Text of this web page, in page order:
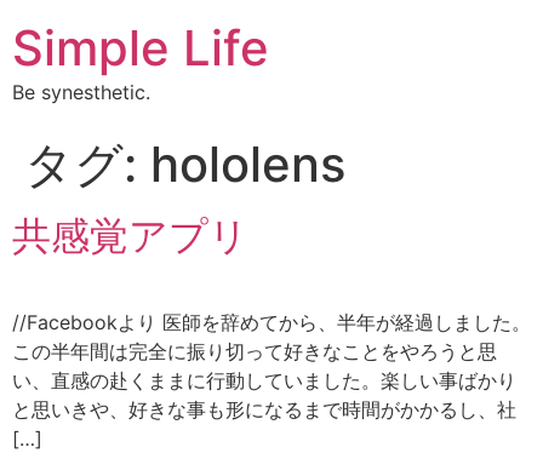
Simple Life
Be synesthetic.
タグ: hololens
共感覚アプリ
//Facebookより 医師を辞めてから、半年が経過しました。
この半年間は完全に振り切って好きなことをやろうと思
い、直感の赴くままに行動していました。楽しい事ばかり
と思いきや、好きな事も形になるまで時間がかかるし、社
[…]